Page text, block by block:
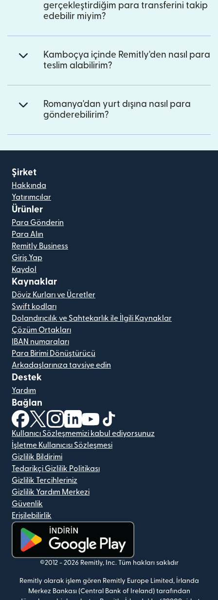
gerçekleştirdiğim para transferini takip
edebilir miyim?
Kamboçya içinde Remitly'den nasıl para
teslim alabilirim?
Romanya'dan yurt dışına nasıl para
gönderebilirim?
Şirket
Hakkında
Yatırımcılar
Ürünler
Para Gönderin
Para Alın
Remitly Business
Giriş Yap
Kaydol
Kaynaklar
Döviz Kurları ve Ücretler
Swift kodları
Dolandırıcılık ve Sahtekarlık ile İlgili Kaynaklar
Çözüm Ortakları
IBAN numaraları
Para Birimi Dönüştürücü
Arkadaşlarınıza tavsiye edin
Destek
Yardım
Bağlan
(yeni pencerede açılır)
(yeni pencerede açılır)
(yeni pencerede açılır)
(yeni pencerede açılır)
(yeni pencerede açılır)
Kullanıcı Sözleşmemizi kabul ediyorsunuz
İşletme Kullanıcısı Sözleşmesi
Gizlilik Bildirimi
Tedarikçi Gizlilik Politikası
Gizlilik Tercihleriniz
Gizlilik Yardım Merkezi
Güvenlik
Erişilebilirlik
(yeni pencerede açılır)
©2012 - 2026 Remitly, Inc. Tüm hakları saklıdır
Remitly olarak işlem gören Remitly Europe Limited, İrlanda
Merkez Bankası (Central Bank of Ireland) tarafından